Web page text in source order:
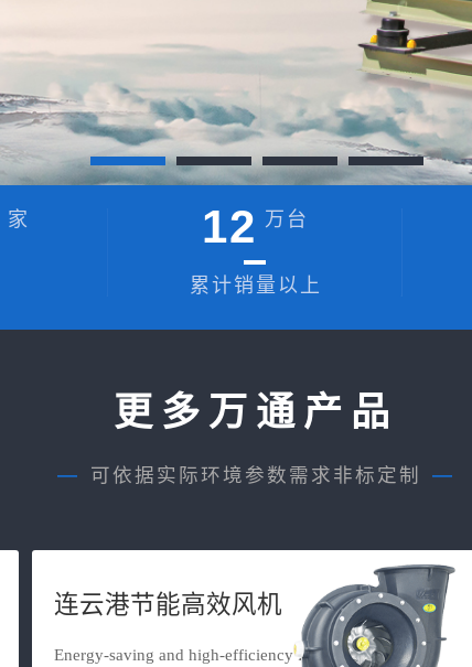
家 12 万台
累计销量以上
更多万通产品
— 可依据实际环境参数需求非标定制 —
连云港节能高效风机
Energy-saving and high-efficiency f...